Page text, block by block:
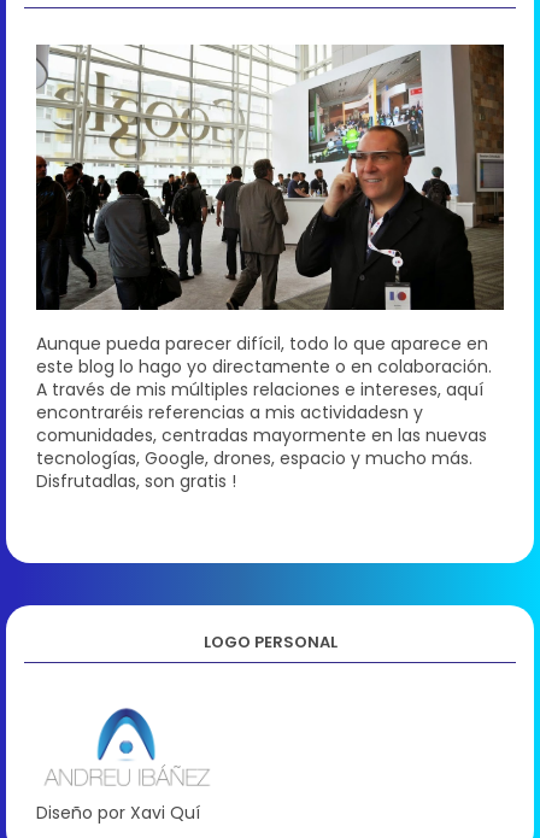
Aunque pueda parecer difícil, todo lo que aparece en
este blog lo hago yo directamente o en colaboración.
A través de mis múltiples relaciones e intereses, aquí
encontraréis referencias a mis actividadesn y
comunidades, centradas mayormente en las nuevas
tecnologías, Google, drones, espacio y mucho más.
Disfrutadlas, son gratis !
LOGO PERSONAL
Diseño por Xavi Quí